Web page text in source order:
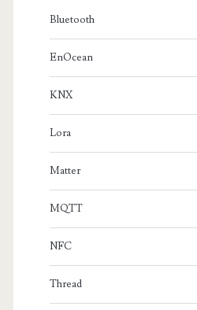
Bluetooth
EnOcean
KNX
Lora
Matter
MQTT
NFC
Thread